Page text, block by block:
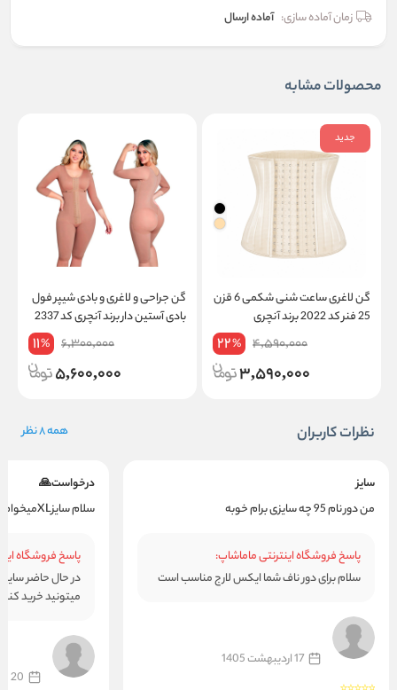
زمان آماده سازی: آماده ارسال
محصولات مشابه
جدید
گن لاغری ساعت شنی شکمی 6 قزن
25 فنر کد 2022 برند آنچری
4,590,000
22%
3,590,000
گن جراحی و لاغری و بادی شیپر فول
بادی آستین دار برند آنچری کد 2337
6,300,000
11%
5,600,000
نظرات کاربران همه 8 نظر
سایز
من دور نام 95 چه سایزی برام خوبه
پاسخ فروشگاه اینترنتی ماماشاپ:
سلام برای دور ناف شما ایکس لارج مناسب است
17 اردیبهشت 1405
درخواست🙏
سلام سایزXLمیخوام موجود نمیکنید
پاسخ فروشگاه
در حال حاضر
میتونید خرید
20 فروردین 1405